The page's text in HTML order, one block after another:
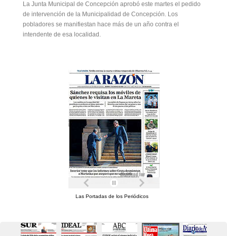
La Junta Municipal de Concepción aprobó este martes el pedido
de intervención de la Municipalidad de Concepción. Los
pobladores se manifiestan hace más de un año contra el
intendente de esa localidad.
Las Portadas de los Periódicos